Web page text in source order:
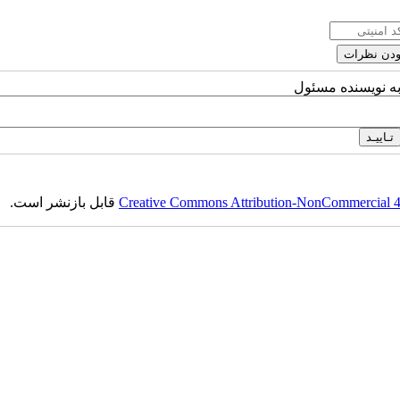
نویسنده مسئول
Creative Commons Attribution-NonCommercialقابل بازنشر است.